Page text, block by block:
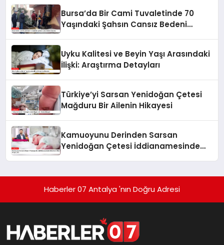
Bursa’da Bir Cami Tuvaletinde 70
Yaşındaki Şahsın Cansız Bedeni
Uyku Kalitesi ve Beyin Yaşı Arasındaki
İlişki: Araştırma Detayları
Türkiye’yi Sarsan Yenidoğan Çetesi
Mağduru Bir Ailenin Hikayesi
Kamuoyunu Derinden Sarsan
Yenidoğan Çetesi İddianamesinde
Haberler 07 Antalya 'nın Doğru Adresi